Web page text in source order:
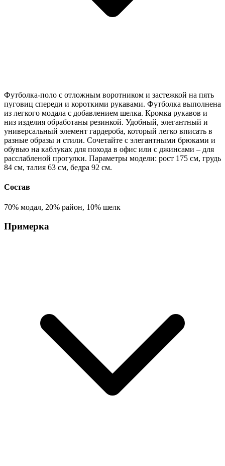
Футболка-поло с отложным воротником и застежкой на пять
пуговиц спереди и короткими рукавами. Футболка выполнена
из легкого модала с добавлением шелка. Кромка рукавов и
низ изделия обработаны резинкой. Удобный, элегантный и
универсальный элемент гардероба, который легко вписать в
разные образы и стили. Сочетайте с элегантными брюками и
обувью на каблуках для похода в офис или с джинсами – для
расслабленой прогулки. Параметры модели: рост 175 см, грудь
84 см, талия 63 см, бедра 92 см.
Состав
70% модал, 20% район, 10% шелк
Примерка